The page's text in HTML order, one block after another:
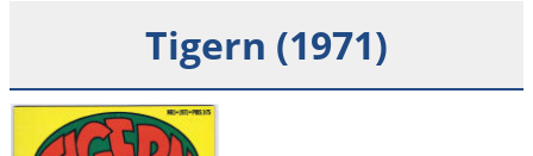
Tigern (1971)